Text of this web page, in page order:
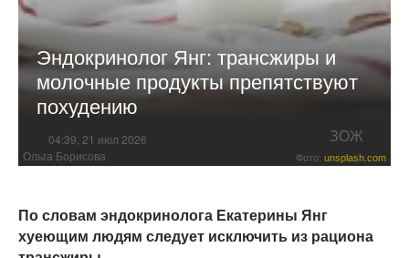
Эндокринолог Янг: трансжиры и
молочные продукты препятствуют
похудению
04:39, 21 июл 2026 ЗОЖ
Ольга Борисова Фото: unsplash.com
По словам эндокринолога Екатерины Янг
хуеющим людям следует исключить из рациона